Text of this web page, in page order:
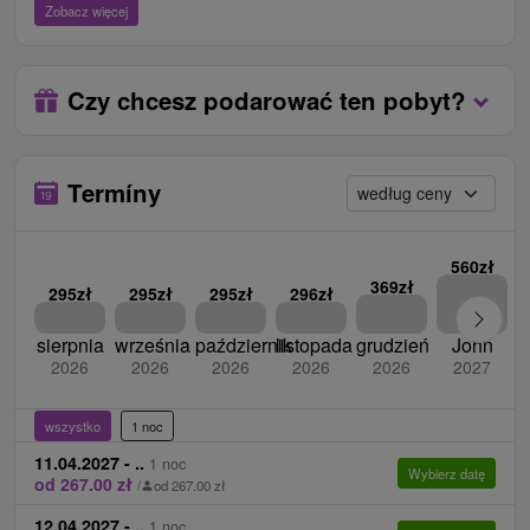
Płacą po przyjeździe w recepcji.
opłata lokalna 2 € / osoba / noc
Zobacz więcej
Czy chcesz podarować ten pobyt?
Termíny
295zł
sierpnia
2026
295zł
września
2026
295zł
październik
2026
296zł
listopada
2026
369zł
grudzień
2026
560zł
John
2027
wszystko 1 noc
11.04.2027 - .. 1 noc
od 267.00 zł / od 267.00 zł
Wybierz datę